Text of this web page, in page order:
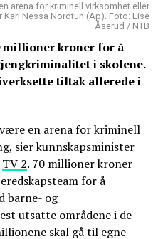
arena for kriminell virksomhet eller
Nessa Nordtun (Ap). Foto: Lise
Åserud / NTB
millioner kroner for å
i skolene.
tiltak allerede i
en arena for kriminell
sier kunnskapsminister
TV 2. 70 millioner kroner
for å
barne- og
utsatte områdene i de
skal gå til egne